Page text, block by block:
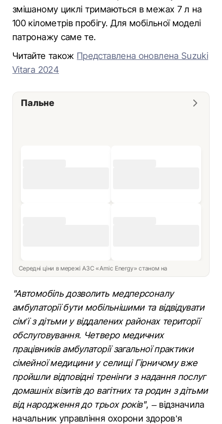
змішаному циклі тримаються в межах 7 л на
100 кілометрів пробігу. Для мобільної моделі
патронажу саме те.
Читайте також Представлена оновлена Suzuki
Vitara 2024
Пальне
Середні ціни в мережі АЗС «Amic Energy» станом на
"Автомобіль дозволить медперсоналу
амбулаторії бути мобільнішими та відвідувати
сім’ї з дітьми у віддалених районах території
обслуговування. Четверо медичних
працівників амбулаторії загальної практики
сімейної медицини у селищі Гірничому вже
пройшли відповідні тренінги з надання послуг
домашніх візитів до вагітних та родин з дітьми
від народження до трьох років", – відзначила
начальник управління охорони здоров’я